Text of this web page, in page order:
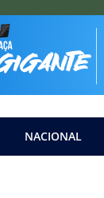
NACIONAL